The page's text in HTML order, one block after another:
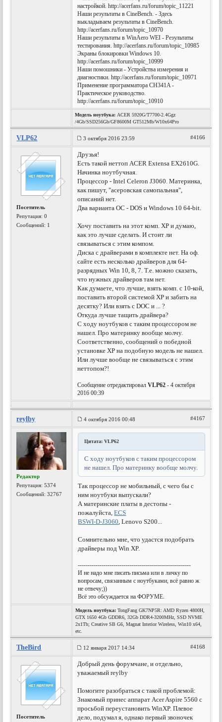
настройкой. http://acerfans.ru/forum/topic_11221
Наши результаты в CineBench. - Здесь
выкладываем результаты в CineBench.
http://acerfans.ru/forum/topic_10970
Наши результаты в WinAero WEI - Результаты
тестирования. http://acerfans.ru/forum/topic_10985
Экраны блокировки Windows 10.
http://acerfans.ru/forum/topic_10999
Наши помошники - Устройства измерения и
диагностики. http://acerfans.ru/forum/topic_10971
Применение программатора CH341A -
Практическое руководство.
http://acerfans.ru/forum/topic_10910
Модель ноутбука: ACER 5920G/T7700-2.4Ggz
/4Gb/SSD256Gb/GF8600M GT512Mb/W10x64Pro
VLP62 3 октября 2016 23:59 #4166
Посетитель
Репутация:0
Сообщений: 1
Друзья!
Есть такой неттоп ACER Extensa EX2610G.
Начинка ноутбучная.
Процессор - Intel Celeron J3060. Материнка,
как пишут, "асеровская самопальная",
описаний нет.
Два варианта ОС - DOS и Windows 10 64-bit.
Хочу поставить на этот комп. ХР и думаю,
как это лучше сделать. И стоит ли
связываться с этим компом.
Диска с драйверами в комплекте нет. На оф.
сайте есть несколько драйверов для 64-
разрядных Win 10, 8, 7. Т.е. можно сказать,
что нужных драйверов там нет.
Как думаете, что лучше, взять комп. с 10-кой,
поставить второй системой XP и забить на
десятку? Или взять с DOC и ... ?
Откуда лучше тащить драйвера?
С ходу ноутбуков с таким процессором не
нашел. Про материнку вообще молчу.
Соответственно, сообщений о победной
установке ХР на подобную модель не нашел.
Или лучше вообще не связываться с этим
неттопом?!
Сообщение отредактировалVLP62 - 4 октября
2016 00:39
reylby 4 октября 2016 00:48 #4167
Редактор
Репутация:5374
Сообщений: 32767
Цитата: VLP62
С ходу ноутбуков с таким процессором
не нашел. Про материнку вообще молчу.
Так процессор не мобильный, с чего бы с
ним ноутбуки выпускали?
А материнские платы в дестопы -
пожалуйста,ECS
BSWI-D-J3060, Lenovo S200...
Сомнительно мне, что удастся подобрать
драйверы под Win XP.
---------------------------------------------------------
И не надо мне писать письма или в личку по
вопросам, связанным с ноутбуками, всё равно ж
не отвечу;))
Всё это обсуждается на ФОРУМЕ.
Модель ноутбука: TongFang GK7NP5R: AMD Ryzen 4800H,
GTX 1650 4Gb GDDR6, 32Gb DDR4-3200MHz, SSD NVME
2x1Tb; Creative SB G6, Magnat Interior Wireless, Win10 x64,
etc.
TheBird 12 января 2017 14:34 #4168
Посетитель
Добрый день форумчане, и отдельно,
уважаемый reylby
Помогите разобраться с такой проблемой:
Знакомый принес аппарат Acer Aspire 5560 с
просьбой переустановить WinXP. Плевое
дело, подумал я, однако первый звоночек